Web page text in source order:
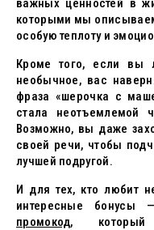
важных ценностей в
которыми мы
особую теплоту и
Кроме того, если вы
необычное, вас
фраза «шерочка с
стала неотъемлемой
Возможно, вы даже
своей речи, чтобы
лучшей подругой.
И для тех, кто любит
интересные бонусы
промокод, который